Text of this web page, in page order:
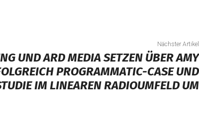
Nächster Artikel
UND ARD MEDIA SETZEN ÜBER AMY
PROGRAMMATIC-CASE UND
IM LINEAREN RADIOUMFELD UM